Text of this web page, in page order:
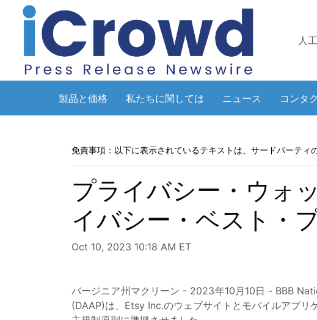
人
製品と価格 私たちに関しては ニュース コンタ
免責事項：以下に表示されているテキストは、サードパーティ
プライバシー・ウォ
イバシー・ベスト・
Oct 10, 2023 10:18 AM ET
バージニア州マクリーン - 2023年10月10日 - BBB
(DAAP)は、Etsy Inc.のウェブサイトとモバイルアプ